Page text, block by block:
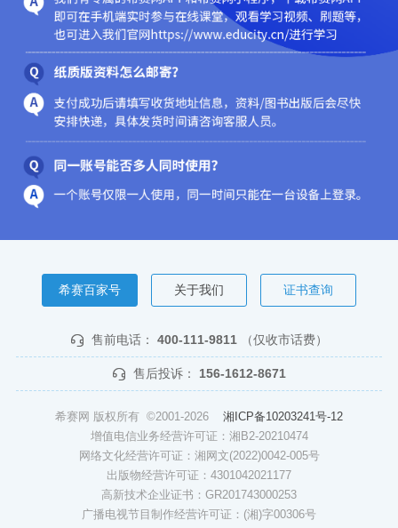
希赛百家号 关于我们 证书查询
售前电话： 400-111-9811 （仅收市话费）
售后投诉： 156-1612-8671
希赛网 版权所有 ©2001-2026 湘ICP备10203241号-12
增值电信业务经营许可证：湘B2-20210474
网络文化经营许可证：湘网文(2022)0042-005号
出版物经营许可证：4301042021177
高新技术企业证书：GR201743000253
广播电视节目制作经营许可证：(湘)字00306号